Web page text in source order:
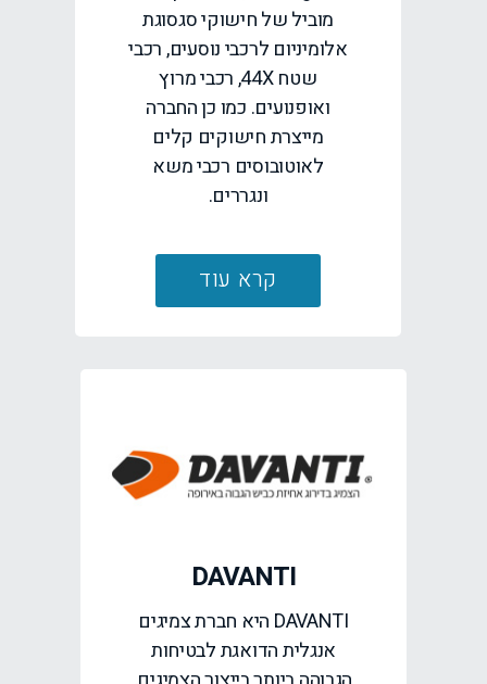
מוביל של חישוקי סגסוגת
אלומיניום לרכבי נוסעים, רכבי
שטח 44X, רכבי מרוץ
ואופנועים. כמו כן החברה
מייצרת חישוקים קלים
לאוטובוסים רכבי משא
ונגררים.
קרא עוד
DAVANTI
DAVANTI היא חברת צמיגים
אנגלית הדואגת לבטיחות